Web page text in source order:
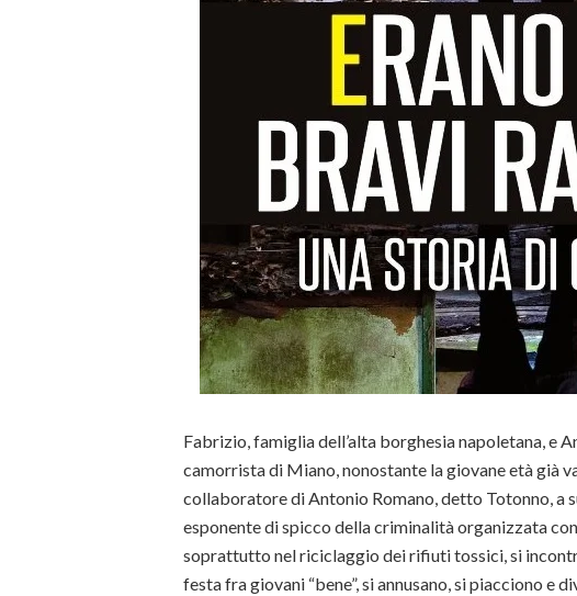
Fabrizio, famiglia dell’alta borghesia napoletana, e
camorrista di Miano, nonostante la giovane età già
collaboratore di Antonio Romano, detto Totonno, a
esponente di spicco della criminalità organizzata
soprattutto nel riciclaggio dei rifiuti tossici, si
festa fra giovani “bene”, si annusano, si piacciono e